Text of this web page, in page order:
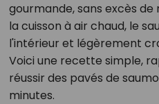
gourmande, sans excès
la cuisson à air chaud, le
l'intérieur et légèrement
Voici une recette simple,
réussir des pavés de
minutes.